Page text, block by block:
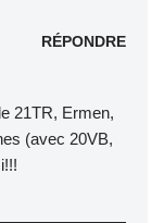
RÉPONDRE
21TR, Ermen,
(avec 20VB,